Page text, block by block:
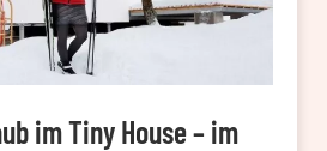
im Tiny House – im